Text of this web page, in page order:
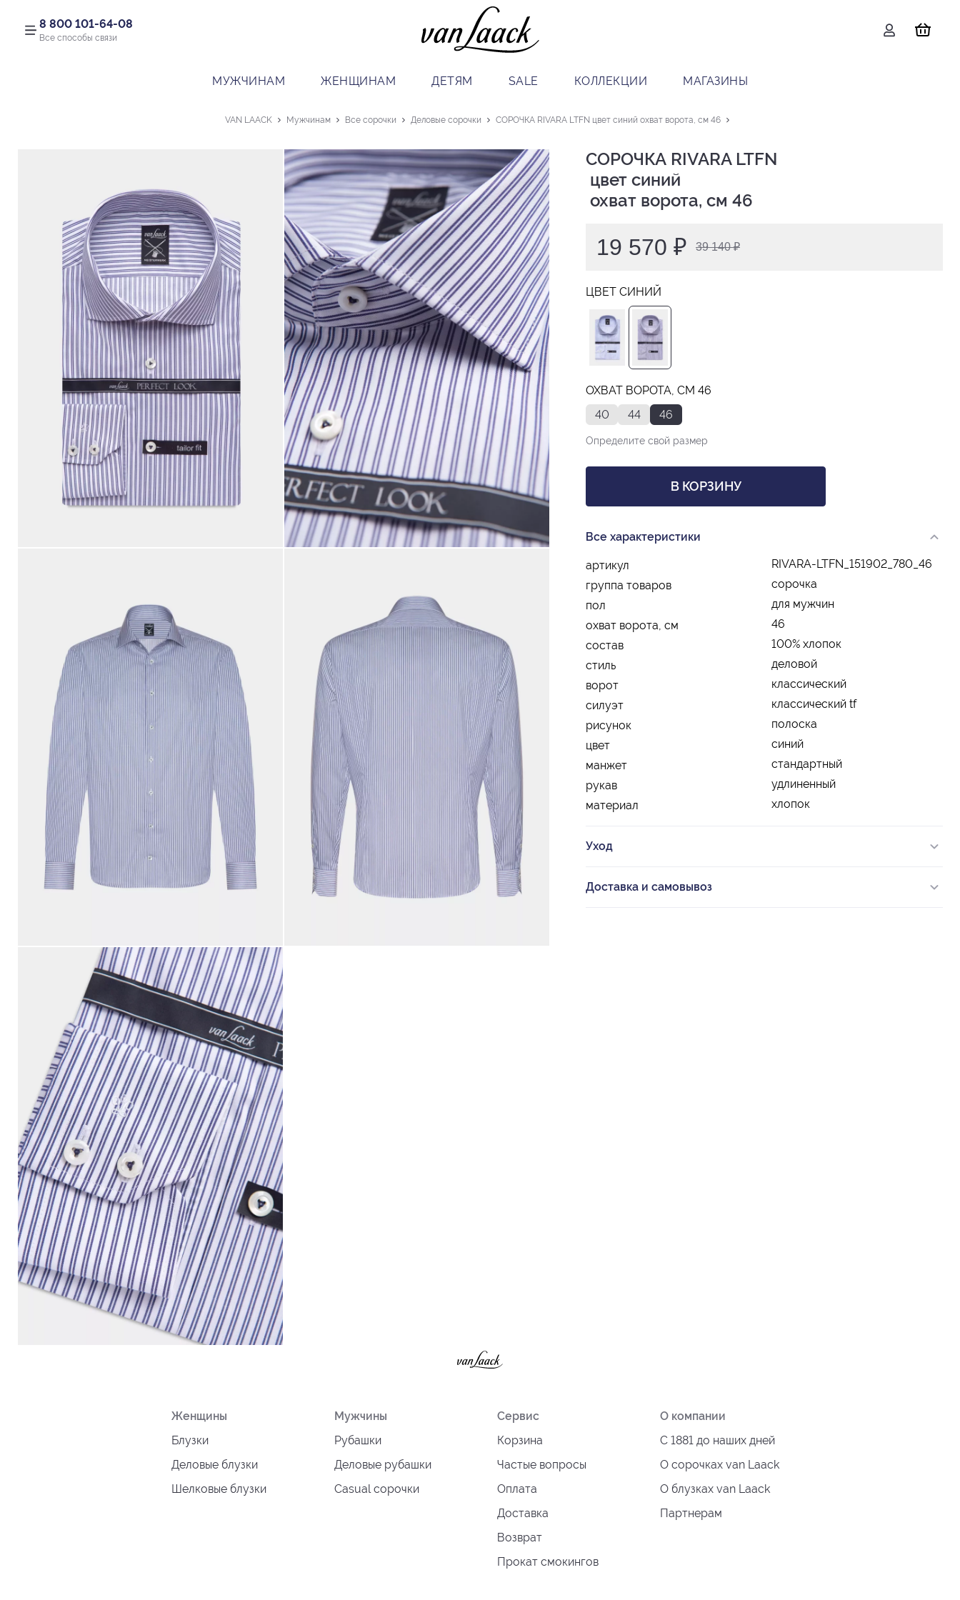
8 800 101-64-08
Все способы связи
МУЖЧИНАМ ЖЕНЩИНАМ ДЕТЯМ SALE КОЛЛЕКЦИИ МАГАЗИНЫ
VAN LAACK Мужчинам Все сорочки Деловые сорочки СОРОЧКА RIVARA LTFN цвет синий охват ворота, см 46
СОРОЧКА RIVARA LTFN
охват ворота, см 46
19 570 ₽ 39 140 ₽
ЦВЕТ СИНИЙ
ОХВАТ ВОРОТА, СМ 46
40
44 46
Определите свой размер
В КОРЗИНУ
Все характеристики
артикул
RIVARA-LTFN_151902_780_46
группа товаров
сорочка
пол
для мужчин
охват ворота, см
46
состав
100% хлопок
стиль
деловой
ворот
классический
силуэт
классический tf
рисунок
полоска
цвет
синий
манжет
стандартный
рукав
удлиненный
материал
хлопок
Уход
Доставка и самовывоз
Женщины
Блузки
Деловые блузки
Шелковые блузки
Мужчины
Рубашки
Деловые рубашки
Casual сорочки
Сервис
Корзина
Частые вопросы
Оплата
Доставка
Возврат
Прокат смокингов
О компании
С 1881 до наших дней
О сорочках van Laack
О блузках van Laack
Партнерам